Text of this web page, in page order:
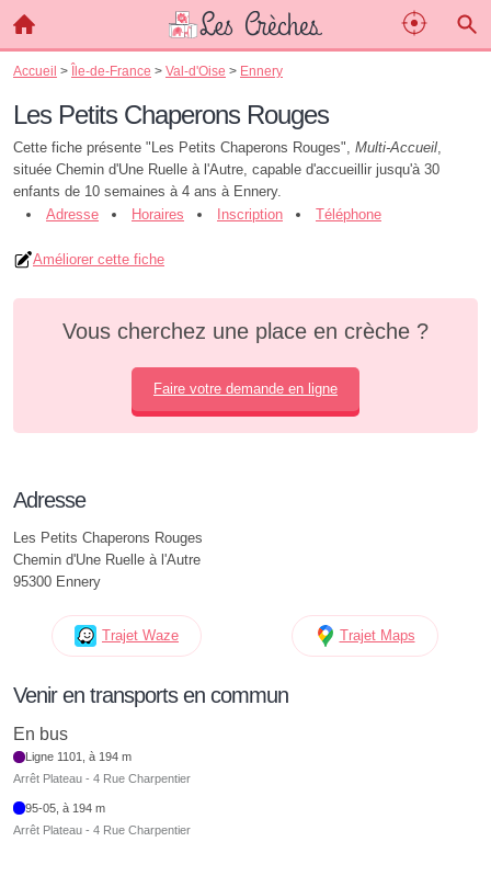
Accueil > Île-de-France > Val-d'Oise > Ennery
Les Petits Chaperons Rouges
Cette fiche présente "Les Petits Chaperons Rouges", Multi-Accueil,
située Chemin d'Une Ruelle à l'Autre, capable d'accueillir jusqu'à 30
enfants de 10 semaines à 4 ans à Ennery.
Adresse
Horaires Inscription Téléphone
Améliorer cette fiche
Vous cherchez une place en crèche ?
Faire votre demande en ligne
Adresse
Les Petits Chaperons Rouges
Chemin d'Une Ruelle à l'Autre
95300 Ennery
Trajet Waze Trajet Maps
Venir en transports en commun
En bus
Ligne 1101, à 194 m
Arrêt Plateau - 4 Rue Charpentier
95-05, à 194 m
Arrêt Plateau - 4 Rue Charpentier